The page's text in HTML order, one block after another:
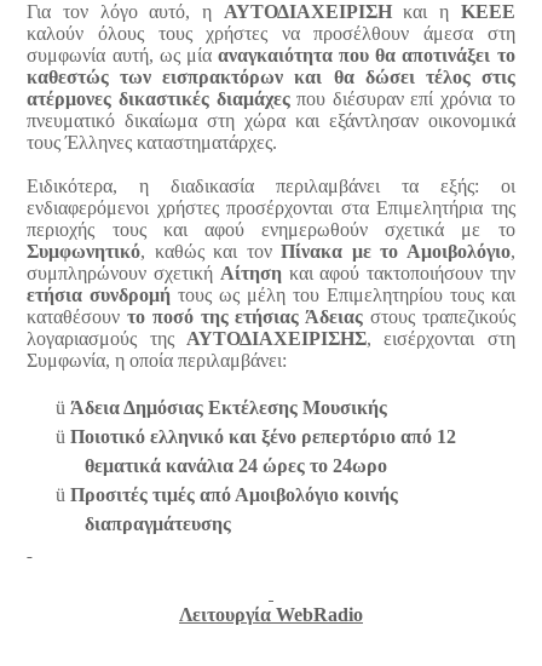
Για τον λόγο αυτό, η ΑΥΤΟΔΙΑΧΕΙΡΙΣΗκαι η ΚΕΕΕ
καλούν όλους τους χρήστες να προσέλθουν άμεσα στη
συμφωνία αυτή, ως μία αναγκαιότητα που θα αποτινάξει το
καθεστώς των εισπρακτόρων και θα δώσει τέλος στις
ατέρμονες δικαστικές διαμάχεςπου διέσυραν επί χρόνια το
πνευματικό δικαίωμα στη χώρα και εξάντλησαν οικονομικά
τους Έλληνες καταστηματάρχες.
Ειδικότερα, η διαδικασία περιλαμβάνει τα εξής: οι
ενδιαφερόμενοι χρήστες προσέρχονται στα Επιμελητήρια της
περιοχής τους και αφού ενημερωθούν σχετικά με το
Συμφωνητικό, καθώς και τονΠίνακα με το Αμοιβολόγιο,
συμπληρώνουν σχετική Αίτηση και αφού τακτοποιήσουν την
ετήσια συνδρομή τους ως μέλη του Επιμελητηρίου τους και
καταθέσουντο ποσό της ετήσιας Άδειας στους τραπεζικούς
λογαριασμούς της ΑΥΤΟΔΙΑΧΕΙΡΙΣΗΣ, εισέρχονται στη
Συμφωνία, η οποία περιλαμβάνει:
ü Άδεια Δημόσιας Εκτέλεσης Μουσικής
ü Ποιοτικό ελληνικό και ξένο ρεπερτόριο από 12
θεματικά κανάλια24 ώρες το 24ωρο
ü Προσιτές τιμές από Αμοιβολόγιο κοινής
διαπραγμάτευσης
Λειτουργία WebRadio